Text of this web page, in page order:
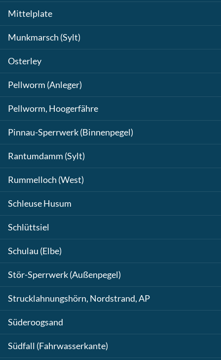
Mittelplate
Munkmarsch (Sylt)
Osterley
Pellworm (Anleger)
Pellworm, Hoogerfähre
Pinnau-Sperrwerk (Binnenpegel)
Rantumdamm (Sylt)
Rummelloch (West)
Schleuse Husum
Schlüttsiel
Schulau (Elbe)
Stör-Sperrwerk (Außenpegel)
Strucklahnungshörn, Nordstrand, AP
Süderoogsand
Südfall (Fahrwasserkante)